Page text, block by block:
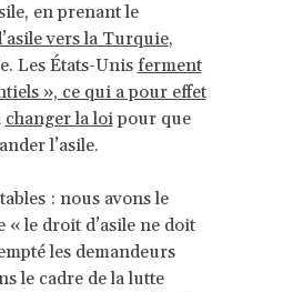
en prenant le
vers la Turquie,
Les États-Unis ferment
», ce qui a pour effet
changer la loipour que
l’asile.
: nous avons le
le droit d’asile ne doit
les demandeurs
le cadre de la lutte